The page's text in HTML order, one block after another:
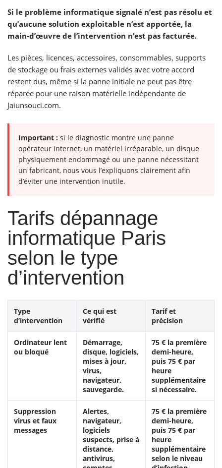
Si le problème informatique signalé n’est pas résolu et
qu’aucune solution exploitable n’est apportée, la
main-d’œuvre de l’intervention n’est pas facturée.
Les pièces, licences, accessoires, consommables, supports
de stockage ou frais externes validés avec votre accord
restent dus, même si la panne initiale ne peut pas être
réparée pour une raison matérielle indépendante de
Jaiunsouci.com.
Important : si le diagnostic montre une panne
opérateur Internet, un matériel irréparable, un disque
physiquement endommagé ou une panne nécessitant
un fabricant, nous vous l’expliquons clairement afin
d’éviter une intervention inutile.
Tarifs dépannage
informatique Paris
selon le type
d’intervention
Type
d’intervention
Ce qui est
vérifié
Tarif et
précision
Ordinateur lent
ou bloqué
Démarrage,
disque, logiciels,
mises à jour,
virus,
navigateur,
sauvegarde.
75 € la première
demi-heure,
puis 75 € par
heure
supplémentaire
si nécessaire.
Suppression
virus et faux
messages
Alertes,
navigateur,
logiciels
suspects, prise à
distance,
antivirus,
75 € la première
demi-heure,
puis 75 € par
heure
supplémentaire
selon le niveau